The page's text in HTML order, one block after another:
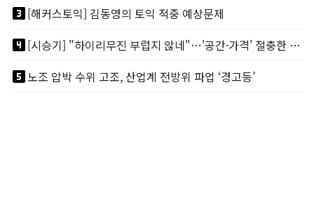
looks_3[해커스토익] 김동영의 토익 적중 예상문제
looks_4
[시승기] "하이리무진 부럽지 않네"…'공간·가격' 절충한 카니발 하이루프
looks_5노조 압박 수위 고조, 산업계 전방위 파업 ‘경고등’